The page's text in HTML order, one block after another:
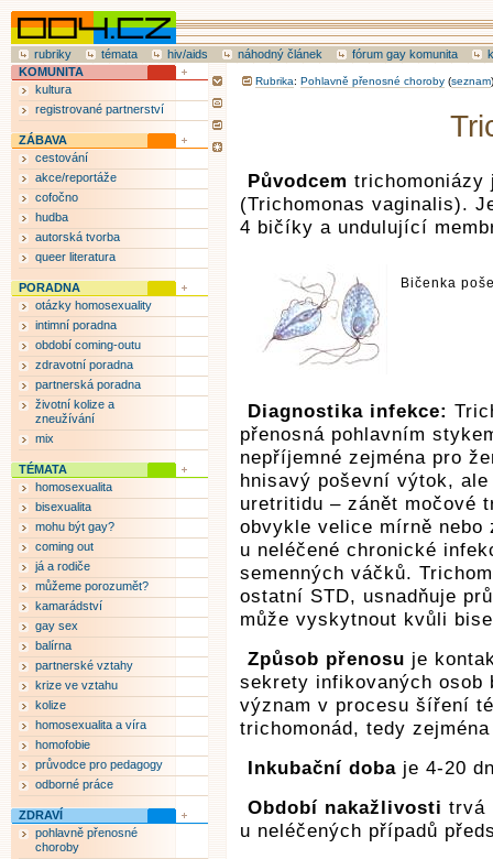
rubriky témata hiv/aids náhodný článek fórum gay komunita
Rubrika: Pohlavně přenosné choroby (seznam)
Původcem trichomoniázy
(Trichomonas vaginalis).
4 bičíky a undulující
Bičenka
Diagnostika infekce:
přenosná pohlavním
nepříjemné zejména pro
hnisavý poševní výtok,
uretritidu – zánět močové
obvykle velice mírně
u neléčené chronické
semenných váčků.
ostatní STD, usnadňuje
může vyskytnout kvůli
Způsob přenosu je
sekrety infikovaných osob
význam v procesu šíření
trichomonád, tedy
Inkubační doba je 4-20
Období nakažlivosti trvá
u neléčených případů
KOMUNITA
kultura
registrované partnerství
ZÁBAVA
cestování
akce/reportáže
cofočno
hudba
autorská tvorba
queer literatura
PORADNA
otázky homosexuality
intimní poradna
období coming-outu
zdravotní poradna
partnerská poradna
životní kolize a
zneužívání
mix
TÉMATA
homosexualita
bisexualita
mohu být gay?
coming out
já a rodiče
můžeme porozumět?
kamarádství
gay sex
balírna
partnerské vztahy
krize ve vztahu
kolize
homosexualita a víra
homofobie
průvodce pro pedagogy
odborné práce
ZDRAVÍ
pohlavně přenosné
choroby